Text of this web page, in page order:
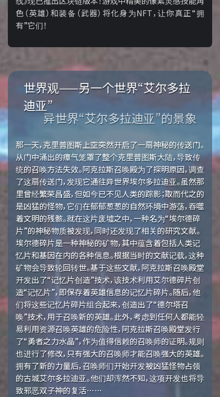
色（英雄）和装备（武器）将化身为NFT，让你真正“拥
有”它们！
世界观——另一个世界“艾尔多拉
迪亚”
异世界“艾尔多拉迪亚”的景象
那一天，克里普图斯上空突然开启了一扇神秘的传送门。
从门中涌出的瘴气笼罩了整个克里普图斯大陆，导致传
统的召唤方法失效。阿克拉斯召唤殿为了探明原因，调查
了这扇传送门，发现它通往异世界埃尔多拉迪亚。虽然那
里曾经繁荣昌盛，但如今已不见人类的踪影；取而代之的
是凶猛的怪物，它们在郁郁葱葱的自然环境中游荡，吞噬
着文明的残骸。就在这片废墟之中，一种名为“埃尔德碎
片”的神秘物质被发现，同时还发现了相关的研究文献。
埃尔德碎片是一种神秘的矿物，其中蕴含着包括人类记
忆片和基因在内的各种信息。根据当时的文献记载，这种
矿物会导致轮回转世。基于这些文献，阿克拉斯召唤殿堂
开发出了“记忆片创造”技术，该技术利用艾尔德碎片创
造“记忆片”，即保存着英雄信息的记忆片碎片。随后，他
们将这些记忆片碎片组合起来，创造出了“德尔塔召
唤”技术，用于召唤新的英雄。此外，考虑到任何人都能轻
易利用资源召唤英雄的危险性，阿克拉斯召唤殿堂发行
了“勇者之力水晶”，作为值得信赖的召唤师的证明。规则
也进行了修改，只有强大的召唤师才能召唤强大的英雄。
拥有了新的力量后，召唤师们开始开发被凶猛怪物占领
的古城艾尔多拉迪亚。他们却浑然不知，这项开发也将导
致邪恶双子神的复活……